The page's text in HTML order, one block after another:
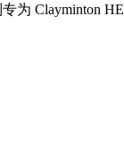
专为 Clayminton HE